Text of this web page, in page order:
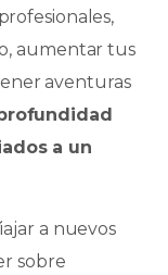
aumentar tus
aventuras
a un
a nuevos
sobre